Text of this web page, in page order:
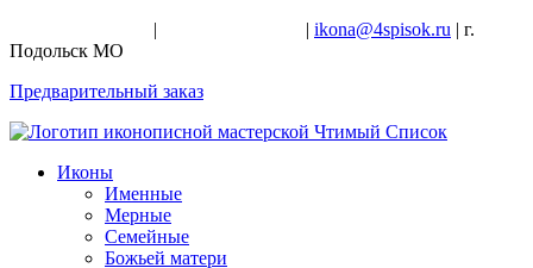
| | ikona@4spisok.ru | г.
Подольск МО
Предварительный заказ
Иконы
Именные
Мерные
Семейные
Божьей матери